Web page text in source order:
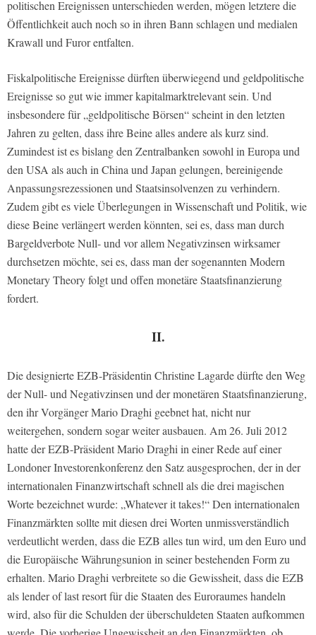
politischen Ereignissen unterschieden werden, mögen letztere die
Öffentlichkeit auch noch so in ihren Bann schlagen und medialen
Krawall und Furor entfalten.
Fiskalpolitische Ereignisse dürften überwiegend und geldpolitische
Ereignisse so gut wie immer kapitalmarktrelevant sein. Und
insbesondere für „geldpolitische Börsen“ scheint in den letzten
Jahren zu gelten, dass ihre Beine alles andere als kurz sind.
Zumindest ist es bislang den Zentralbanken sowohl in Europa und
den USA als auch in China und Japan gelungen, bereinigende
Anpassungsrezessionen und Staatsinsolvenzen zu verhindern.
Zudem gibt es viele Überlegungen in Wissenschaft und Politik, wie
diese Beine verlängert werden könnten, sei es, dass man durch
Bargeldverbote Null- und vor allem Negativzinsen wirksamer
durchsetzen möchte, sei es, dass man der sogenannten Modern
Monetary Theory folgt und offen monetäre Staatsfinanzierung
fordert.
II.
Die designierte EZB-Präsidentin Christine Lagarde dürfte den Weg
der Null- und Negativzinsen und der monetären Staatsfinanzierung,
den ihr Vorgänger Mario Draghi geebnet hat, nicht nur
weitergehen, sondern sogar weiter ausbauen. Am 26. Juli 2012
hatte der EZB-Präsident Mario Draghi in einer Rede auf einer
Londoner Investorenkonferenz den Satz ausgesprochen, der in der
internationalen Finanzwirtschaft schnell als die drei magischen
Worte bezeichnet wurde: „Whatever it takes!“ Den internationalen
Finanzmärkten sollte mit diesen drei Worten unmissverständlich
verdeutlicht werden, dass die EZB alles tun wird, um den Euro und
die Europäische Währungsunion in seiner bestehenden Form zu
erhalten. Mario Draghi verbreitete so die Gewissheit, dass die EZB
als lender of last resort für die Staaten des Euroraumes handeln
wird, also für die Schulden der überschuldeten Staaten aufkommen